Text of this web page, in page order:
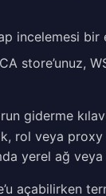
incelemesi
store’unuz,
giderme
rol veya
yerel ağ
açabilirken